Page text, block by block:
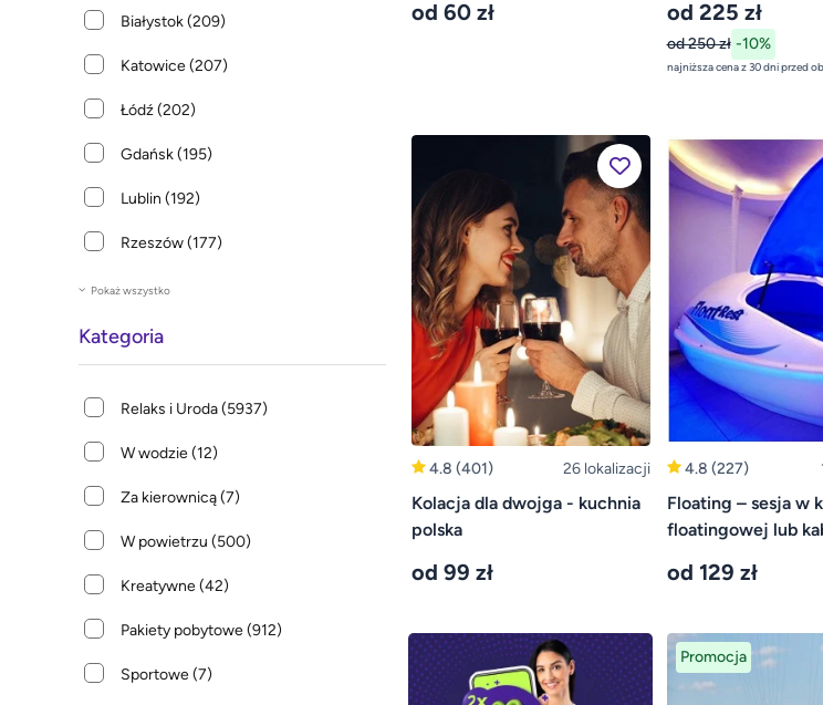
Białystok(209)
Katowice(207)
Łódź(202)
Gdańsk(195)
Lublin (192)
Rzeszów(177)
Pokaż wszystko
Kategoria
Relaks i Uroda(5937)
W wodzie(12)
Za kierownicą(7)
W powietrzu (500)
Kreatywne(42)
Pakiety pobytowe(912)
Sportowe(7)
od 60 zł od 225 zł
od 250 zł -10%
4.8 (401) 26 lokalizacji
Kolacja dla dwojga - kuchnia
polska
od 99 zł
4.8 (227)
Floating – sesja w
floatingowej lub
od 129 zł
Promocja